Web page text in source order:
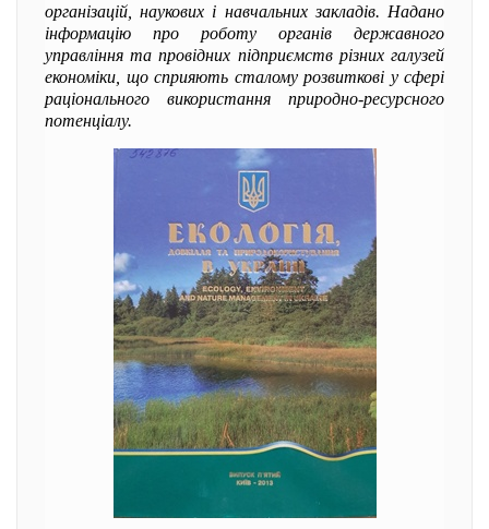
організацій, наукових і навчальних закладів. Надано
інформацію про роботу органів державного
управління та провідних підприємств різних галузей
економіки, що сприяють сталому розвиткові у сфері
раціонального використання природно-ресурсного
потенціалу.